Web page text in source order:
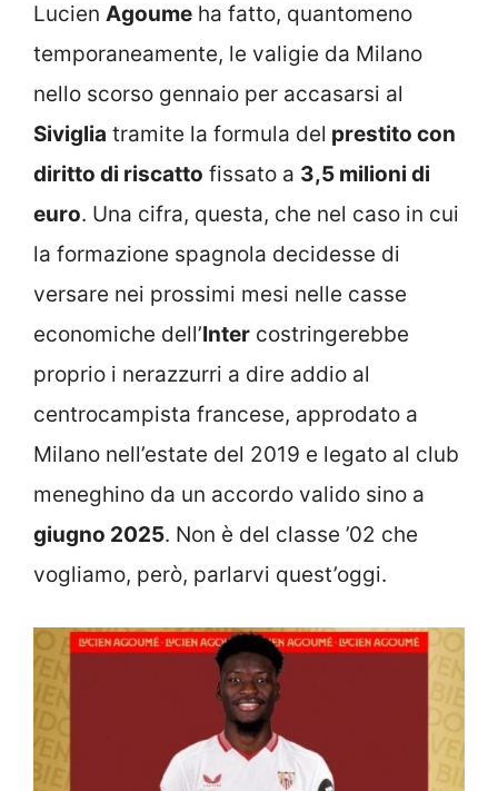
Lucien Agoume ha fatto, quantomeno
temporaneamente, le valigie da Milano
nello scorso gennaio per accasarsi al
Siviglia tramite la formula del prestito con
diritto di riscatto fissato a 3,5 milioni di
euro. Una cifra, questa, che nel caso in cui
la formazione spagnola decidesse di
versare nei prossimi mesi nelle casse
economiche dell’Inter costringerebbe
proprio i nerazzurri a dire addio al
centrocampista francese, approdato a
Milano nell’estate del 2019 e legato al club
meneghino da un accordo valido sino a
giugno 2025. Non è del classe ’02 che
vogliamo, però, parlarvi quest’oggi.